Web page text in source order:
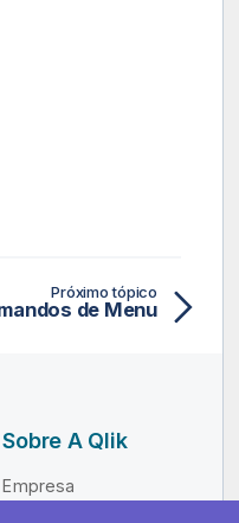
Próximo tópico
de Menu
Sobre A Qlik
Empresa